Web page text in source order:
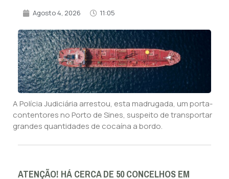
Agosto 4, 2026 11:05
A Polícia Judiciária arrestou, esta madrugada, um porta-
contentores no Porto de Sines, suspeito de transportar
grandes quantidades de cocaína a bordo.
ATENÇÃO! HÁ CERCA DE 50 CONCELHOS EM